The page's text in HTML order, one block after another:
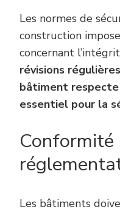
Les normes de
construction
concernant
révisions
bâtiment respecte
essentiel pour la
Conformité
Les bâtiments